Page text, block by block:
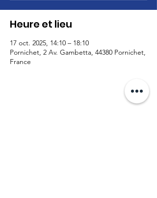
Heure et lieu
17 oct. 2025, 14:10 – 18:10
Pornichet, 2 Av. Gambetta, 44380 Pornichet,
France